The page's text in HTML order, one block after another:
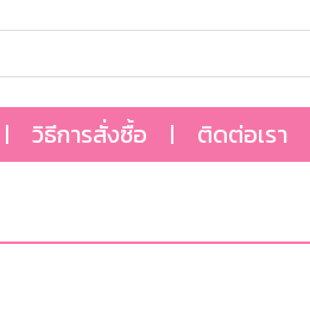
วิธีการสั่งซื้อ ติดต่อเรา